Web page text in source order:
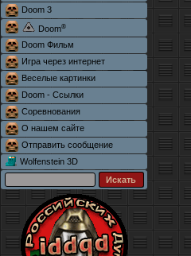
Doom 3
Doom®
Doom Фильм
Игра через интернет
Веселые картинки
Doom - Ссылки
Соревнования
О нашем сайте
Отправить сообщение
Wolfenstein 3D